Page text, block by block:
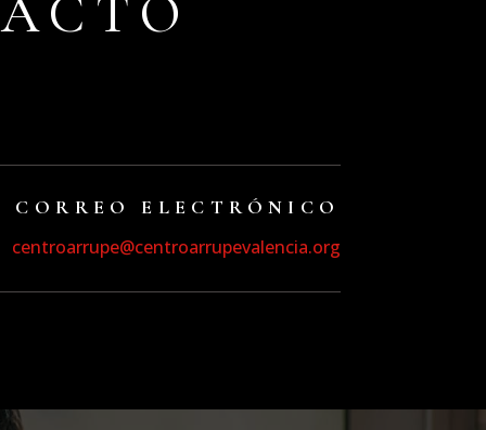
CORREO ELECTRÓNICO
centroarrupe@centroarrupevalencia.org